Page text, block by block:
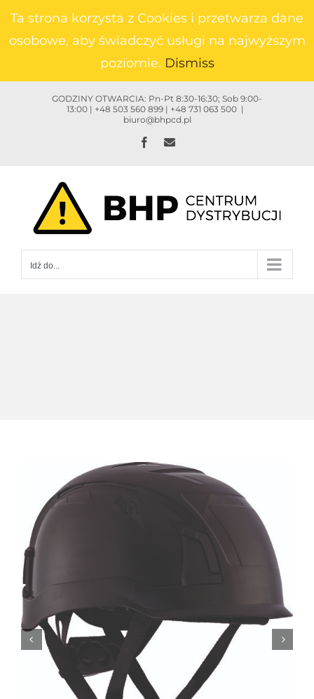
zawartości
GODZINY OTWARCIA: Pn-Pt 8:30-16:30; Sob 9:00-
13:00 | +48 503 560 899 | +48 731 063 500 |
biuro@bhpcd.pl
FacebookEmail
Idź do...
 
Ta strona korzysta z Cookies i przetwarza dane
osobowe, aby świadczyć usługi na najwyższym
poziomie. Dismiss